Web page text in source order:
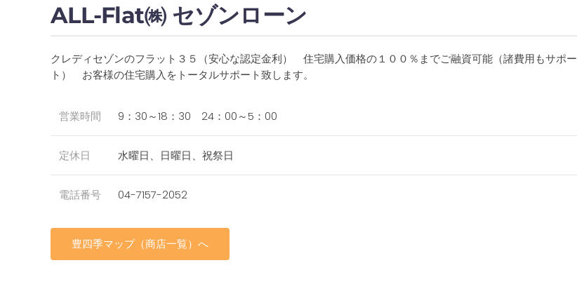
ALL-Flat㈱ セゾンローン
クレディセゾンのフラット３５（安心な認定金利） 住宅購入価格の１００％までご融資可能（諸費用もサポー
ト） お客様の住宅購入をトータルサポート致します。
営業時間 9：30～18：30 24：00～5：00
定休日 水曜日、日曜日、祝祭日
電話番号 04-7157-2052
豊四季マップ（商店一覧）へ